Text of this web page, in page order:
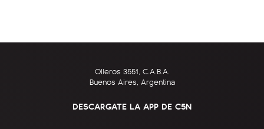
Olleros 3551, C.A.B.A.
Buenos Aires, Argentina
DESCARGATE LA APP DE C5N